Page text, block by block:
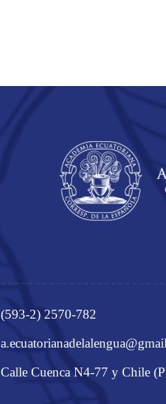
(593-2) 2570-782
Calle Cuenca N4-77 y Chile